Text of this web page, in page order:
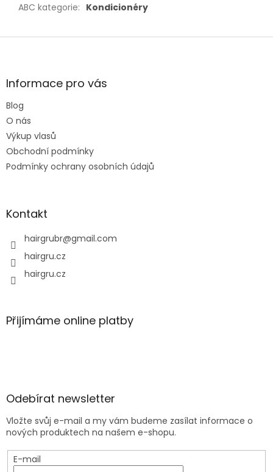
ABC kategorie: Kondicionéry
Z
aInformace pro vás
Blog
O nás
Výkup vlasů
Obchodní podmínky
Podmínky ochrany osobních údajů
Kontakt
hairgrubr@gmail.com
hairgru.cz
hairgru.cz
Přijímáme online platby
Odebírat newsletter
Vložte svůj e-mail a my vám budeme zasílat informace o
nových produktech na našem e-shopu.
E-mail